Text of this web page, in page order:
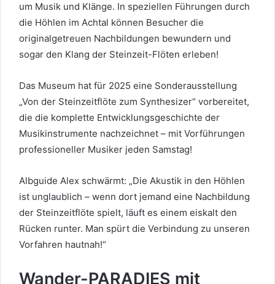
um Musik und Klänge. In speziellen Führungen durch
die Höhlen im Achtal können Besucher die
originalgetreuen Nachbildungen bewundern und
sogar den Klang der Steinzeit-Flöten erleben!
Das Museum hat für 2025 eine Sonderausstellung
„Von der Steinzeitflöte zum Synthesizer“ vorbereitet,
die die komplette Entwicklungsgeschichte der
Musikinstrumente nachzeichnet – mit Vorführungen
professioneller Musiker jeden Samstag!
Albguide Alex schwärmt: „Die Akustik in den Höhlen
ist unglaublich – wenn dort jemand eine Nachbildung
der Steinzeitflöte spielt, läuft es einem eiskalt den
Rücken runter. Man spürt die Verbindung zu unseren
Vorfahren hautnah!“
Wander-PARADIES mit